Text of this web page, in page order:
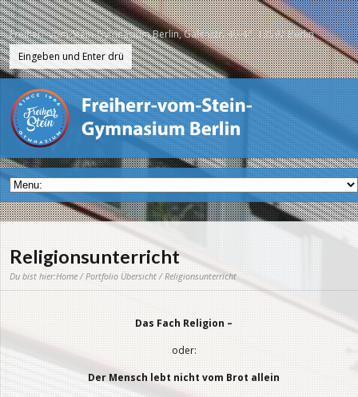
Freiherr-vom-Stein-Gymnasium Berlin, Galenstr. 40-44, 13597 Berlin
Religionsunterricht
Du bist hier:Home/Portfolio Übersicht/ Religionsunterricht
Das Fach Religion –
oder:
Der Mensch lebt nicht vom Brot allein